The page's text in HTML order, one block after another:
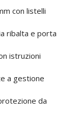
con listelli
ribalta e porta
istruzioni
a gestione
da